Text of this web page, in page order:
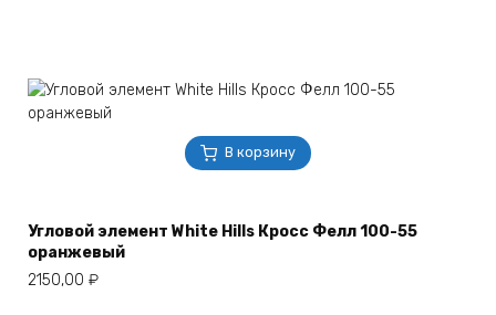
В корзину
Угловой элемент White Hills Кросс Фелл 100-55
оранжевый
2150,00 ₽